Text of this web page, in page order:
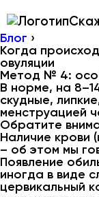
Блог ›
Когда
овуляции
Метод № 4:
В норме, на
скудные,
менструацией
Обратите
Наличие крови
– об этом мы
Появление
иногда в виде
цервикальный